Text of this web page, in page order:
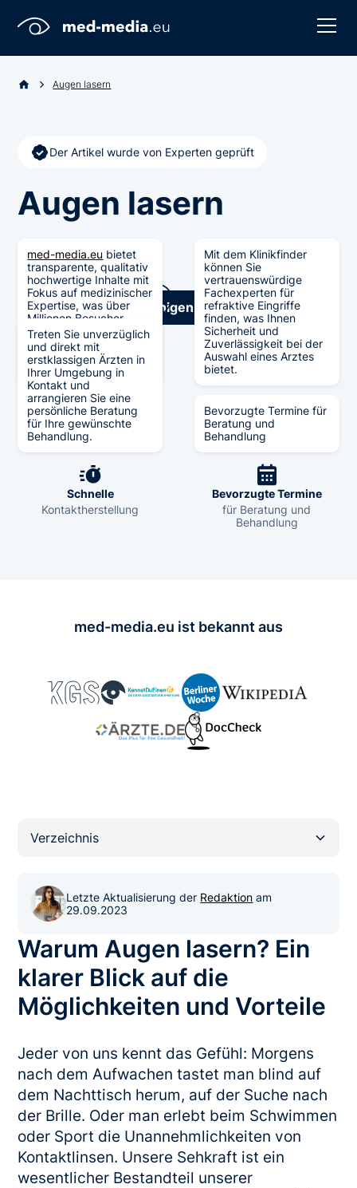
Augen lasern
Der Artikel wurde von Experten geprüft
Augen lasern
JetztExpertein wenigen Sekundenfinden!
med-media.eu bietet
transparente, qualitativ
hochwertige Inhalte mit
Fokus auf medizinischer
Expertise, was über
Millionen Besucher
generiert hat und zu
Berichterstattungen in
verschiedenen Medien
führt.
Verifiziert
durch Experten
Mit dem Klinikfinder
können Sie
vertrauenswürdige
Fachexperten für
refraktive Eingriffe
finden, was Ihnen
Sicherheit und
Zuverlässigkeit bei der
Auswahl eines Arztes
bietet.
Große Auswahl
an Fachexperten
Treten Sie unverzüglich
und direkt mit
erstklassigen Ärzten in
Ihrer Umgebung in
Kontakt und
arrangieren Sie eine
persönliche Beratung
für Ihre gewünschte
Behandlung.
Schnelle
Kontaktherstellung
Bevorzugte Termine für
Beratung und
Behandlung
Bevorzugte Termine
für Beratung und
Behandlung
med-media.eu ist bekannt aus
Verzeichnis
Letzte Aktualisierung der Redaktion am
29.09.2023
Warum Augen lasern? Ein
klarer Blick auf die
Möglichkeiten und Vorteile
Jeder von uns kennt das Gefühl: Morgens
nach dem Aufwachen tastet man blind auf
dem Nachttisch herum, auf der Suche nach
der Brille. Oder man erlebt beim Schwimmen
oder Sport die Unannehmlichkeiten von
Kontaktlinsen. Unsere Sehkraft ist ein
wesentlicher Bestandteil unserer